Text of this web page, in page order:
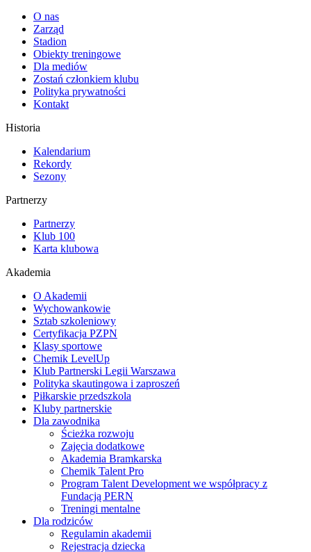
O nas
Zarząd
Stadion
Obiekty treningowe
Dla mediów
Zostań członkiem klubu
Polityka prywatności
Kontakt
Historia
Kalendarium
Rekordy
Sezony
Partnerzy
Partnerzy
Klub 100
Karta klubowa
Akademia
O Akademii
Wychowankowie
Sztab szkoleniowy
Certyfikacja PZPN
Klasy sportowe
Chemik LevelUp
Klub Partnerski Legii Warszawa
Polityka skautingowa i zaproszeń
Piłkarskie przedszkola
Kluby partnerskie
Dla zawodnika
Ścieżka rozwoju
Zajęcia dodatkowe
Akademia Bramkarska
Chemik Talent Pro
Program Talent Development we współpracy z
Fundacją PERN
Treningi mentalne
Dla rodziców
Regulamin akademii
Rejestracja dziecka